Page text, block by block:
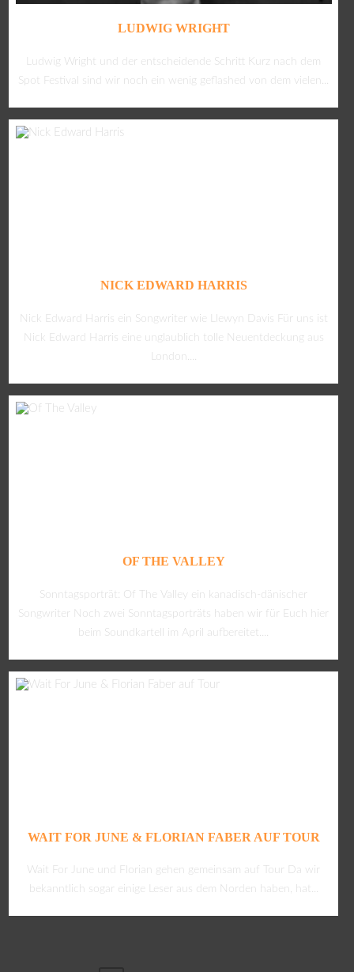
LUDWIG WRIGHT
Ludwig Wright und der entscheidende Schritt Kurz nach dem
Spot Festival sind wir noch ein wenig geflashed von dem vielen...
NICK EDWARD HARRIS
Nick Edward Harris ein Songwriter wie Llewyn Davis Für uns ist
Nick Edward Harris eine unglaublich tolle Neuentdeckung aus
London....
OF THE VALLEY
Sonntagsporträt: Of The Valley ein kanadisch-dänischer
Songwriter Noch zwei Sonntagsporträts haben wir für Euch hier
beim Soundkartell im April aufbereitet....
WAIT FOR JUNE & FLORIAN FABER AUF TOUR
Wait For June und Florian gehen gemeinsam auf Tour Da wir
bekanntlich sogar einige Leser aus dem Norden haben, hat...